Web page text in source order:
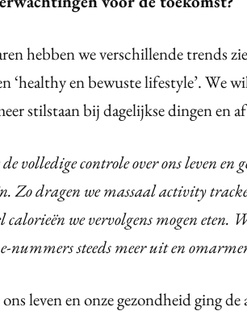
hebben we verschillende trends
‘healthy en bewuste lifestyle’. We
stilstaan bij dagelijkse dingen en
volledige controle over ons leven en
Zo dragen we massaal activity
calorieën we vervolgens mogen
nummers steeds meer uit en
leven en onze gezondheid ging